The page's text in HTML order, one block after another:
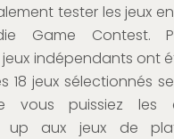
tester les jeux
Game Contest.
indépendants ont
18 jeux sélectionnés
vous puissiez les
up aux jeux de